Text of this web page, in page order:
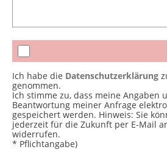
Ich habe die Datenschutzerklärung
genommen.
Ich stimme zu, dass meine Angaben
Beantwortung meiner Anfrage
gespeichert werden. Hinweis: Sie
jederzeit für die Zukunft per E-Mail
widerrufen.
* Pflichtangabe)